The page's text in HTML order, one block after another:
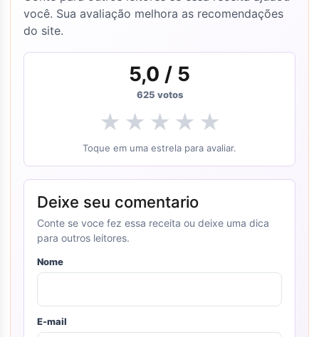
você. Sua avaliação melhora as recomendações
do site.
5,0 / 5
625 votos
★ ★ ★ ★ ★
Toque em uma estrela para avaliar.
Deixe seu comentario
Conte se voce fez essa receita ou deixe uma dica
para outros leitores.
Nome
E-mail